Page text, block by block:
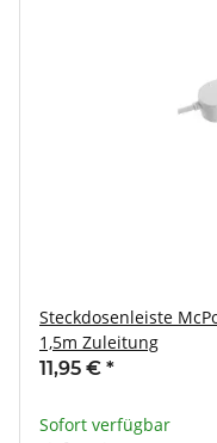
Steckdosenleiste
1,5m Zuleitung
11,95 € *
Sofort verfügbar